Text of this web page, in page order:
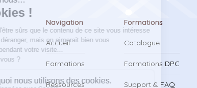
Navigation
Accueil
Formations
Ressources
Formations
Catalogue
Formations DPC
Support & FAQ